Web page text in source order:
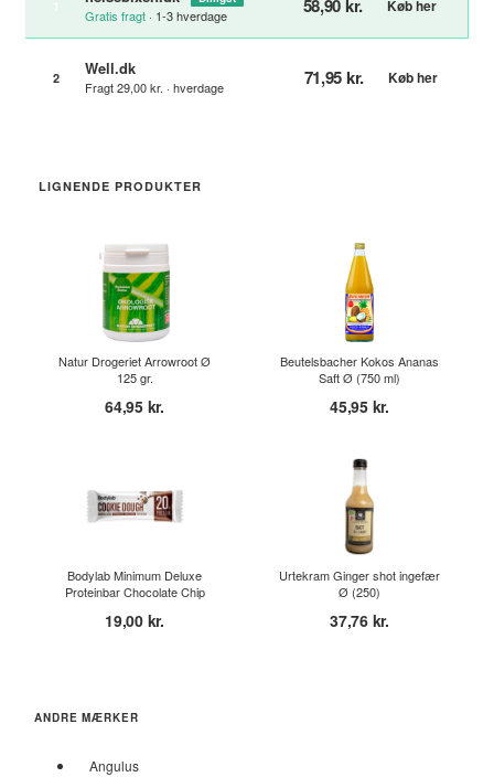
Gratis fragt · 1-3 hverdage 58,90 kr. Køb her
2 Well.dk
Fragt 29,00 kr. · hverdage 71,95 kr. Køb her
LIGNENDE PRODUKTER
Natur Drogeriet Arrowroot Ø
125 gr.
64,95 kr.
Beutelsbacher Kokos Ananas
Saft Ø (750 ml)
45,95 kr.
Bodylab Minimum Deluxe
Proteinbar Chocolate Chip
19,00 kr.
Urtekram Ginger shot ingefær
Ø (250)
37,76 kr.
ANDRE MÆRKER
Angulus